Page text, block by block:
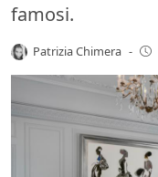
famosi.
Patrizia Chimera -